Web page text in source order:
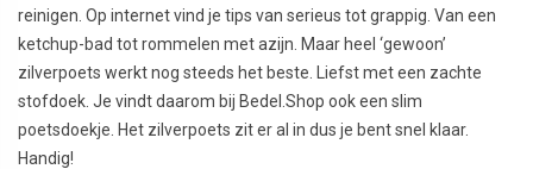
reinigen. Op internet vind je tips van serieus tot grappig. Van een
ketchup-bad tot rommelen met azijn. Maar heel ‘gewoon’
zilverpoets werkt nog steeds het beste. Liefst met een zachte
stofdoek. Je vindt daarom bij Bedel.Shop ook een slim
poetsdoekje. Het zilverpoets zit er al in dus je bent snel klaar.
Handig!